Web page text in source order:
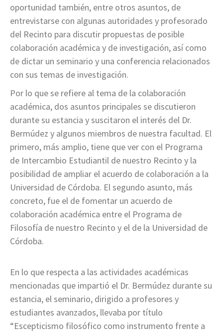
oportunidad también, entre otros asuntos, de
entrevistarse con algunas autoridades y profesorado
del Recinto para discutir propuestas de posible
colaboración académica y de investigación, así como
de dictar un seminario y una conferencia relacionados
con sus temas de investigación.
Por lo que se refiere al tema de la colaboración
académica, dos asuntos principales se discutieron
durante su estancia y suscitaron el interés del Dr.
Bermúdez y algunos miembros de nuestra facultad. El
primero, más amplio, tiene que ver con el Programa
de Intercambio Estudiantil de nuestro Recinto y la
posibilidad de ampliar el acuerdo de colaboración a la
Universidad de Córdoba. El segundo asunto, más
concreto, fue el de fomentar un acuerdo de
colaboración académica entre el Programa de
Filosofía de nuestro Recinto y el de la Universidad de
Córdoba.
En lo que respecta a las actividades académicas
mencionadas que impartió el Dr. Bermúdez durante su
estancia, el seminario, dirigido a profesores y
estudiantes avanzados, llevaba por título
“Escepticismo filosófico como instrumento frente a